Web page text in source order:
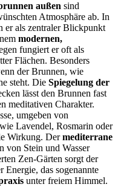
außen sind
Atmosphäre ab. In
er als zentraler Blickpunkt
modernen,
fungiert er oft als
Flächen. Besonders
der Brunnen, wie
steht. Die Spiegelung der
lässt den Brunnen fast
meditativen Charakter.
umgeben von
Lavendel, Rosmarin oder
Wirkung. Dermediterrane
von Stein und Wasser
Zen-Gärten sorgt der
das sogenannte
unter freiem Himmel.